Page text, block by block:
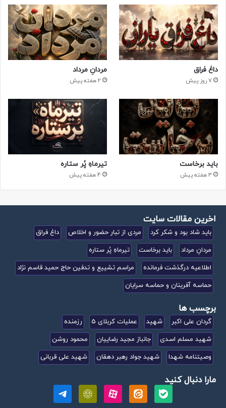
داغ فراق
7 روز پیش
مردانِ مرداد
2 هفته پیش
باید برخاست
3 هفته پیش
تیرماهِ پُر ستاره
4 هفته پیش
اخرین مقالات سایت
باید شاد بود و شکر کرد مردی از تبار حضور و اخلاص
داغ فراق
مردانِ مرداد
باید برخاست
تیرماهِ پُر ستاره
اطلاعیه درگذشت فرمانده
مراسم تشییع و تدفین حاج حمید قاسم نژاد
حماسه آفرینان و حماسه سرایان
برچسب ها
گردان علی اکبر شهید عملیات کربلای 5
رزمنده
شهید مسلم اسدی
جانباز مجید رضاییان
محمود روشن
وصیتنامه شهدا
شهید جواد رهبر دهقان شهید علی قربانی
مارا دنبال کنید